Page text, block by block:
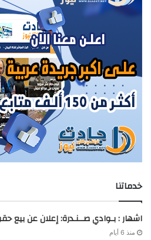
خدماتنا
اشهار : بـوادي صــنـدرة: إعلان عن بيع
منذ 6 أيام